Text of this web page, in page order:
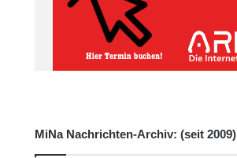
MiNa Nachrichten-Archiv: (seit 2009)